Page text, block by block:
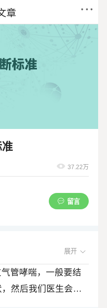
章
37.22万
留言
管哮喘，一般要结
然后我们医生会给